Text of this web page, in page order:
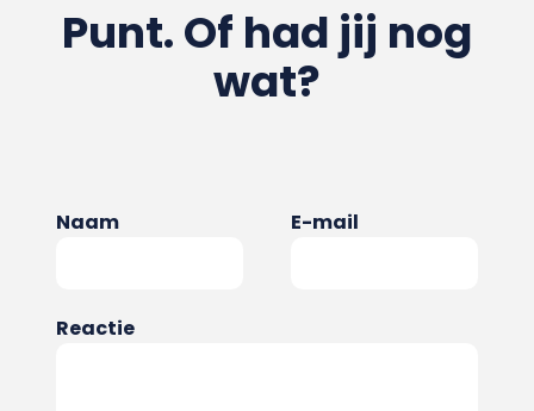
Punt. Of had jij nog
wat?
Naam E-mail
Reactie